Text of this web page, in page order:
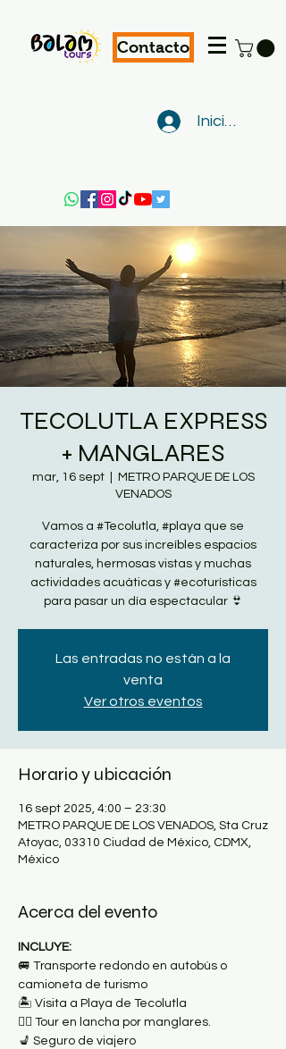
Contacto
Iniciar sesión
TECOLUTLA EXPRESS
+ MANGLARES
mar, 16 sept
  |
METRO PARQUE DE LOS
VENADOS
Vamos a #Tecolutla, #playa que se
caracteriza por sus increíbles espacios
naturales, hermosas vistas y muchas
actividades acuáticas y #ecoturísticas
para pasar un día espectacular 👙
Las entradas no están a la
venta
Ver otros eventos
Horario y ubicación
16 sept 2025, 4:00 – 23:30
METRO PARQUE DE LOS VENADOS, Sta Cruz
Atoyac, 03310 Ciudad de México, CDMX,
México
Acerca del evento
INCLUYE:
🚐 Transporte redondo en autobús o
camioneta de turismo
🏝 Visita a Playa de Tecolutla
🚣‍♀️ Tour en lancha por manglares.
💺 Seguro de viajero